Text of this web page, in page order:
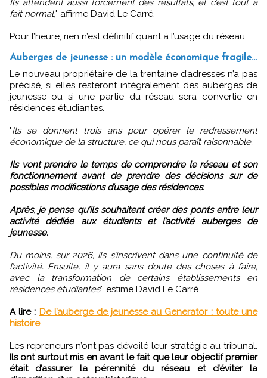
Ils attendent aussi forcément des résultats, et c’est tout à
fait normal," affirme David Le Carré.
Pour l’heure, rien n’est définitif quant à l’usage du réseau.
Auberges de jeunesse : un modèle économique fragile...
Le nouveau propriétaire de la trentaine d’adresses n’a pas
précisé, si elles resteront intégralement des auberges de
jeunesse ou si une partie du réseau sera convertie en
résidences étudiantes.
"Ils se donnent trois ans pour opérer le redressement
économique de la structure, ce qui nous paraît raisonnable.
Ils vont prendre le temps de comprendre le réseau et son
fonctionnement avant de prendre des décisions sur de
possibles modifications d’usage des résidences.
Après, je pense qu’ils souhaitent créer des ponts entre leur
activité dédiée aux étudiants et l’activité auberges de
jeunesse.
Du moins, sur 2026, ils s’inscrivent dans une continuité de
l’activité. Ensuite, il y aura sans doute des choses à faire,
avec la transformation de certains établissements en
résidences étudiantes", estime David Le Carré.
A lire : De l’auberge de jeunesse au Generator : toute une
histoire
Les repreneurs n’ont pas dévoilé leur stratégie au tribunal.
Ils ont surtout mis en avant le fait que leur objectif premier
était d’assurer la pérennité du réseau et d’éviter la